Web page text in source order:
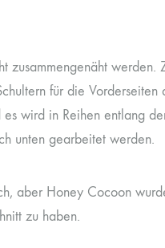
zusammengenäht werden.
für die Vorderseiten
wird in Reihen entlang
unten gearbeitet werden.
aber Honey Cocoon
zu haben.